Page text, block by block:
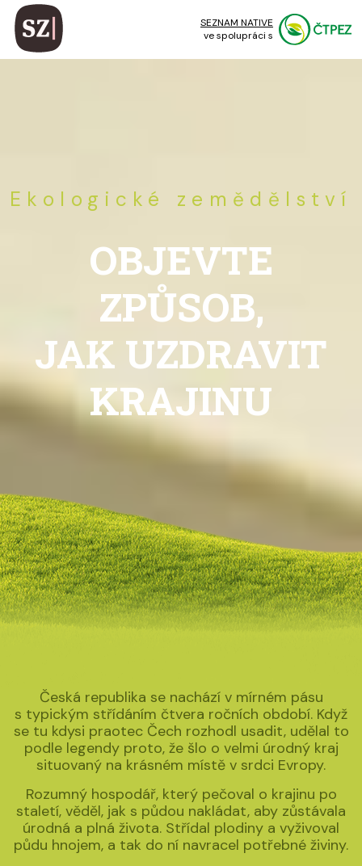
SEZNAM NATIVE
ve spolupráci s
Ekologické zemědělství
OBJEVTE
ZPŮSOB,
JAK UZDRAVIT
KRAJINU
Česká republika se nachází v mírném pásu
s typickým střídáním čtvera ročních období. Když
se tu kdysi praotec Čech rozhodl usadit, udělal to
podle legendy proto, že šlo o velmi úrodný kraj
situovaný na krásném místě v srdci Evropy.
Rozumný hospodář, který pečoval o krajinu po
staletí, věděl, jak s půdou nakládat, aby zůstávala
úrodná a plná života. Střídal plodiny a vyživoval
půdu hnojem, a tak do ní navracel potřebné živiny.